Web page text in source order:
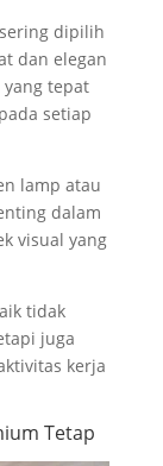
dipilih
dan elegan
tepat
setiap
lamp atau
dalam
visual yang
tidak
juga
kerja
Tetap